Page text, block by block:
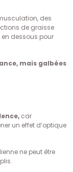
des
de graisse
dessous pour
mais galbées
car
un effet d’optique
ne peut être